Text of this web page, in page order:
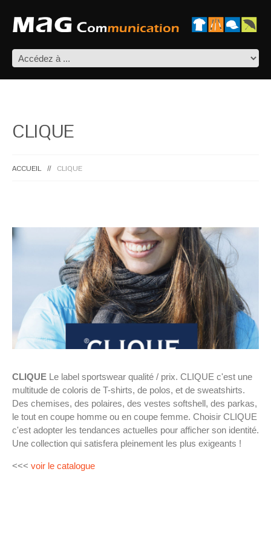
CLIQUE
ACCUEIL CLIQUE
CLIQUE Le label sportswear qualité / prix. CLIQUE c'est une
multitude de coloris de T-shirts, de polos, et de sweatshirts.
Des chemises, des polaires, des vestes softshell, des parkas,
le tout en coupe homme ou en coupe femme. Choisir CLIQUE
c'est adopter les tendances actuelles pour afficher son identité.
Une collection qui satisfera pleinement les plus exigeants !
<<< voir le catalogue